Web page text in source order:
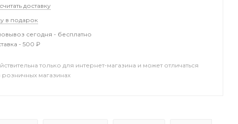
доставку
в подарок
сегодня - бесплатно
- 500 ₽
только для интернет-магазина и может отличаться
розничных магазинах